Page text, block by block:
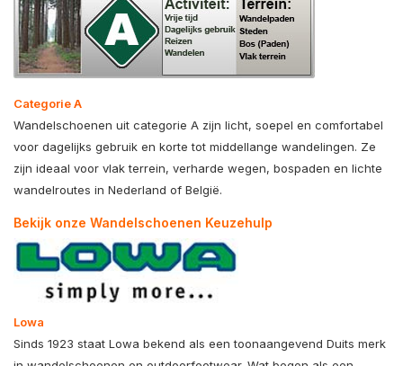
Categorie A
Wandelschoenen uit categorie A zijn licht, soepel en comfortabel
voor dagelijks gebruik en korte tot middellange wandelingen. Ze
zijn ideaal voor vlak terrein, verharde wegen, bospaden en lichte
wandelroutes in Nederland of België.
Bekijk onze Wandelschoenen Keuzehulp
Lowa
Sinds 1923 staat Lowa bekend als een toonaangevend Duits merk